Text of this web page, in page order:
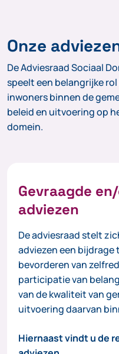
Onze
De Adviesraad Sociaal
speelt een belangrijke
inwoners binnen de
beleid en uitvoering op
domein.
Gevraagde
adviezen
De adviesraad stelt
adviezen een bijdrage
bevorderen van
participatie van
van de kwaliteit van
uitvoering daarvan
Hiernaast vindt u de